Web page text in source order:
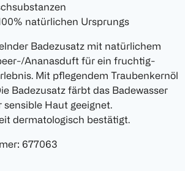
natürlichen Ursprungs
Badezusatz mit natürlichem
Ananasduft für ein fruchtig-
Mit pflegendem Traubenkernöl
Badezusatz färbt das Badewasser
Haut geeignet.
dermatologisch bestätigt.
: 677063